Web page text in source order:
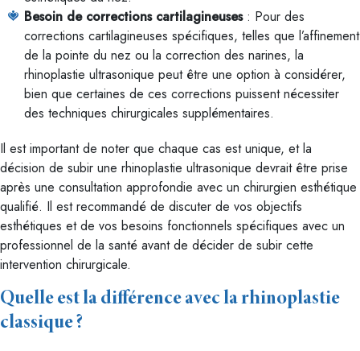
Besoin de corrections cartilagineuses: Pour des
corrections cartilagineuses spécifiques, telles que l’affinement
de la pointe du nez ou la correction des narines, la
rhinoplastie ultrasonique peut être une option à considérer,
bien que certaines de ces corrections puissent nécessiter
des techniques chirurgicales supplémentaires.
Il est important de noter que chaque cas est unique, et la
décision de subir une rhinoplastie ultrasonique devrait être prise
après une consultation approfondie avec un chirurgien esthétique
qualifié. Il est recommandé de discuter de vos objectifs
esthétiques et de vos besoins fonctionnels spécifiques avec un
professionnel de la santé avant de décider de subir cette
intervention chirurgicale.
Quelle est la différence avec la rhinoplastie
classique ?